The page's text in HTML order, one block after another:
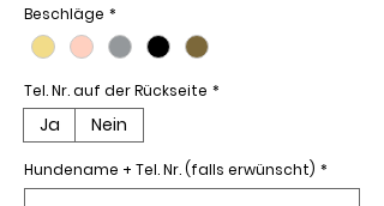
Beschläge *
Tel. Nr. auf der Rückseite *
Ja Nein
Hundename + Tel. Nr. (falls erwünscht) *